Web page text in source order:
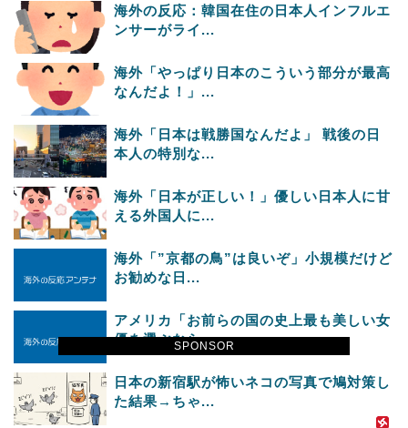
SPONSOR
海外の反応：韓国在住の日本人インフルエ
ンサーがライ...
海外「やっぱり日本のこういう部分が最高
なんだよ！」...
海外「日本は戦勝国なんだよ」 戦後の日
本人の特別な...
海外「日本が正しい！」優しい日本人に甘
える外国人に...
海外「”京都の鳥”は良いぞ」小規模だけど
お勧めな日...
アメリカ「お前らの国の史上最も美しい女
優を選ぶなら...
日本の新宿駅が怖いネコの写真で鳩対策し
た結果→ちゃ...